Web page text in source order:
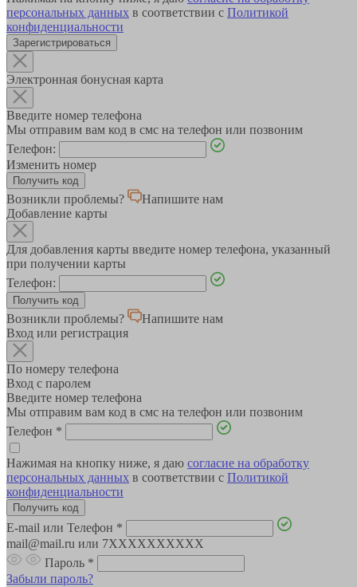
персональных данных в соответствии с Политикой
конфиденциальности
Зарегистрироваться
Электронная бонусная карта
Введите номер телефона
Мы отправим вам код в смс на телефон или позвоним
Телефон:
Изменить номер
Возникли проблемы?
Напишите нам
Добавление карты
Для добавления карты введите номер телефона, указанный
при получении карты
Телефон:
Возникли проблемы?
Напишите нам
Вход или регистрация
По номеру телефона
Вход с паролем
Введите номер телефона
Мы отправим вам код в смс на телефон или позвоним
Телефон *
Нажимая на кнопку ниже, я даю согласие на обработку
персональных данных в соответствии с Политикой
конфиденциальности
E-mail или Телефон *
mail@mail.ru или 7XXXXXXXXXX
Пароль *
Забыли пароль?